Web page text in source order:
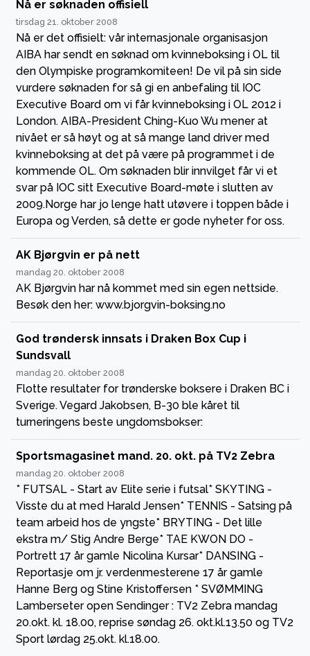
Nå er søknaden offisiell
tirsdag 21. oktober 2008
Nå er det offisielt: vår internasjonale organisasjon
AIBA har sendt en søknad om kvinneboksing i OL til
den Olympiske programkomiteen! De vil på sin side
vurdere søknaden for så gi en anbefaling til IOC
Executive Board om vi får kvinneboksing i OL 2012 i
London. AIBA-President Ching-Kuo Wu mener at
nivået er så høyt og at så mange land driver med
kvinneboksing at det på være på programmet i de
kommende OL. Om søknaden blir innvilget får vi et
svar på IOC sitt Executive Board-møte i slutten av
2009.Norge har jo lenge hatt utøvere i toppen både i
Europa og Verden, så dette er gode nyheter for oss.
AK Bjørgvin er på nett
mandag 20. oktober 2008
AK Bjørgvin har nå kommet med sin egen nettside.
Besøk den her: www.bjorgvin-boksing.no
God trøndersk innsats i Draken Box Cup i
Sundsvall
mandag 20. oktober 2008
Flotte resultater for trønderske boksere i Draken BC i
Sverige. Vegard Jakobsen, B-30 ble kåret til
turneringens beste ungdomsbokser:
Sportsmagasinet mand. 20. okt. på TV2 Zebra
mandag 20. oktober 2008
* FUTSAL - Start av Elite serie i futsal* SKYTING -
Visste du at med Harald Jensen* TENNIS - Satsing på
team arbeid hos de yngste* BRYTING - Det lille
ekstra m/ Stig Andre Berge* TAE KWON DO -
Portrett 17 år gamle Nicolina Kursar* DANSING -
Reportasje om jr. verdenmesterene 17 år gamle
Hanne Berg og Stine Kristoffersen * SVØMMING
Lamberseter open Sendinger : TV2 Zebra mandag
20.okt. kl. 18.00, reprise søndag 26. okt.kl.13.50 og TV2
Sport lørdag 25.okt. kl.18.00.